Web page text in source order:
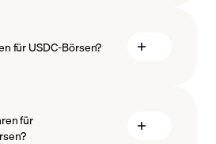
für USDC-Börsen?
für